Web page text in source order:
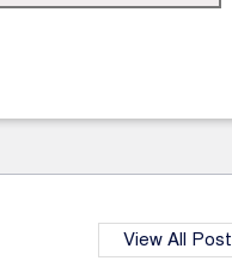
View All Post